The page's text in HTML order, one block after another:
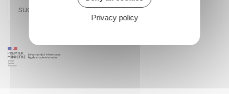
succession (attestation, acte de notoriété) ?
Privacy policy